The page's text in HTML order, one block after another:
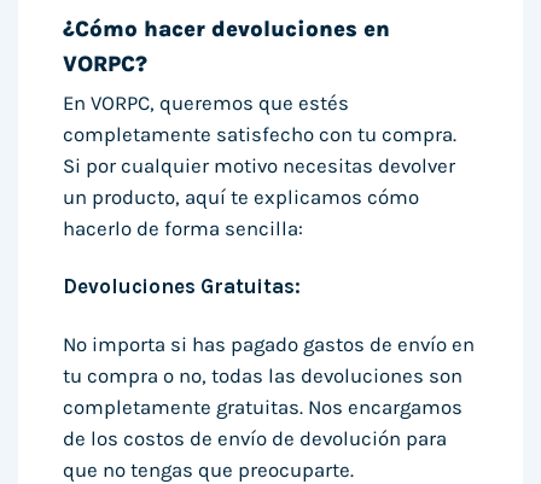
¿Cómo hacer devoluciones en
VORPC?
En VORPC, queremos que estés
completamente satisfecho con tu compra.
Si por cualquier motivo necesitas devolver
un producto, aquí te explicamos cómo
hacerlo de forma sencilla:
Devoluciones Gratuitas:
No importa si has pagado gastos de envío en
tu compra o no, todas las devoluciones son
completamente gratuitas. Nos encargamos
de los costos de envío de devolución para
que no tengas que preocuparte.